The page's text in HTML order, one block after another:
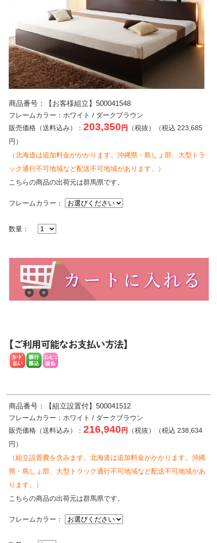
商品番号：【お客様組立】500041548
フレームカラー：ホワイト / ダークブラウン
販売価格（送料込み）：203,350 円
（税抜）（税込 223,685
円）
（北海道は追加料金がかかります。沖縄県・島しょ部、大型トラ
ック通行不可地域など配送不可地域があります。）
こちらの商品の出荷元は群馬県です。
フレームカラー：
数量：
商品番号：【組立設置付】500041512
フレームカラー：ホワイト / ダークブラウン
販売価格（送料込み）：216,940 円
（税抜）（税込 238,634
円）
（組立設置費を含みます。北海道は追加料金がかかります。沖縄
県・島しょ部、大型トラック通行不可地域など配送不可地域があ
ります。）
こちらの商品の出荷元は群馬県です。
フレームカラー：